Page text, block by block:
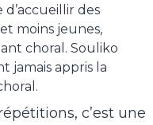
des
moins jeunes,
choral. Souliko
jamais appris la
c’est une